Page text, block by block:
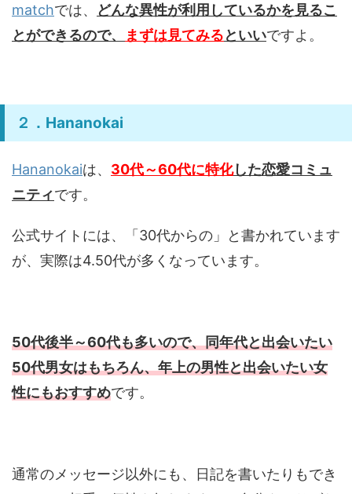
matchでは、
どんな異性が利用しているかを見るこ
とができるので、
まずは見てみるといいですよ。
２．Hananokai
Hananokaiは、 30代～60代に特化した恋愛コミュ
ニティです。
公式サイトには、「30代からの」と書かれています
が、実際は4.50代が多くなっています。
50代後半～60代も多いので、同年代と出会いたい
50代男女はもちろん、年上の男性と出会いたい女
性にもおすすめです。
通常のメッセージ以外にも、日記を書いたりもでき